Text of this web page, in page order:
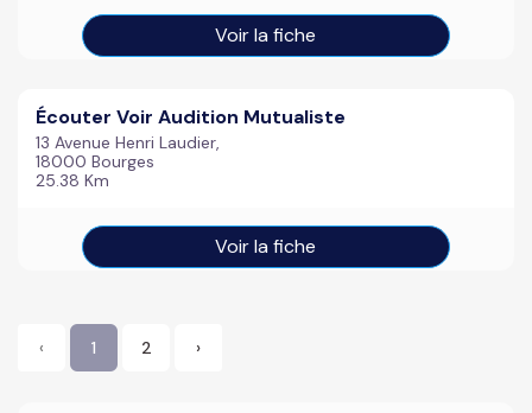
Voir la fiche
Écouter Voir Audition Mutualiste
13 Avenue Henri Laudier,
18000 Bourges
25.38 Km
Voir la fiche
‹ 1 2 ›